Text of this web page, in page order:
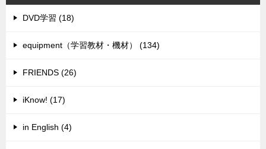
DVD学習 (18)
equipment（学習教材・機材） (134)
FRIENDS (26)
iKnow! (17)
in English (4)